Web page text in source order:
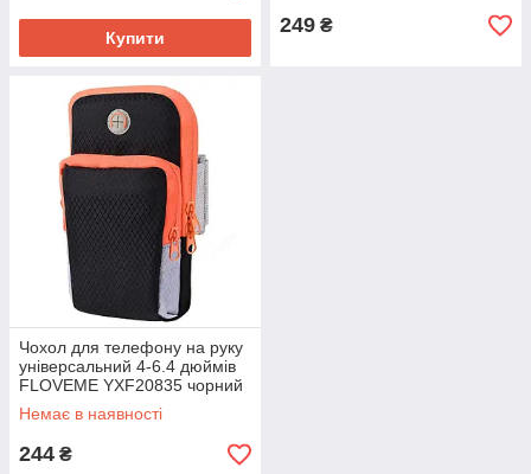
Купити
249 ₴
Чохол для телефону на руку
універсальний 4-6.4 дюймів
FLOVEME YXF20835 чорний
Немає в наявності
244 ₴